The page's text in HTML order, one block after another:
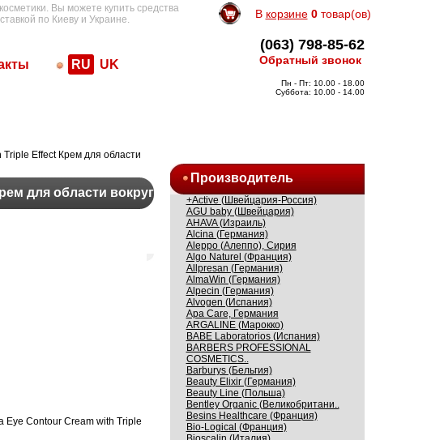
Вы можете купить средства
по Киеву и Украине.
RU UK
В корзине 0товар(ов)
(063) 798-85-62
Обратный звонок
Пн - Пт: 10.00 - 18.00
Суббота: 10.00 - 14.00
Effect Крем для области
для области вокруг
Eye Contour Cream with Triple
Производитель
+Active (Швейцария-Россия)
AGU baby (Швейцария)
AHAVA (Израиль)
Alcina (Германия)
Aleppo (Алеппо), Сирия
Algo Naturel (Франция)
Allpresan (Германия)
AlmaWin (Германия)
Alpecin (Германия)
Alvogen (Испания)
Apa Care, Германия
ARGALINE (Марокко)
BABE Laboratorios (Испания)
BARBERS PROFESSIONAL
COSMETICS..
Barburys (Бельгия)
Beauty Elixir (Германия)
Beauty Line (Польша)
Bentley Organic (Великобритани..
Besins Healthcare (Франция)
Bio-Logical (Франция)